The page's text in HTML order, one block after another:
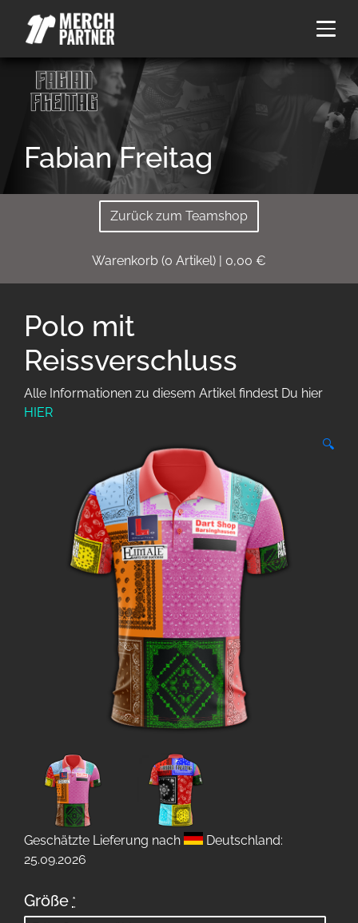
Fabian Freitag
Zurück zum Teamshop
Warenkorb (0 Artikel) | 0,00 €
Polo mit
Reissverschluss
Alle Informationen zu diesem Artikel findest Du hier
HIER
🔍
Geschätzte Lieferung nach
Deutschland:
25.09.2026
Größe *